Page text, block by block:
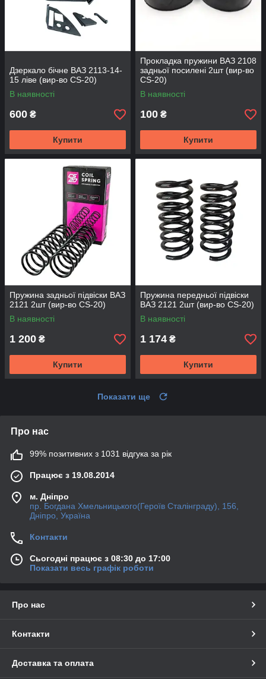
Дзеркало бічне ВАЗ 2113-14-
15 ліве (вир-во CS-20)
В наявності
600 ₴
Купити
Прокладка пружини ВАЗ 2108
задньої посилені 2шт (вир-во
CS-20)
В наявності
100 ₴
Купити
Пружина задньої підвіски ВАЗ
2121 2шт (вир-во CS-20)
В наявності
1 200 ₴
Купити
Пружина передньої підвіски
ВАЗ 2121 2шт (вир-во CS-20)
В наявності
1 174 ₴
Купити
Показати ще
Про нас
99% позитивних з 1031 відгука за рік
Працює з 19.08.2014
м. Дніпро
пр. Богдана Хмельницького(Героїв Сталінграду), 156,
Дніпро, Україна
Контакти
Сьогодні працює з 08:30 до 17:00
Показати весь графік роботи
Про нас
Контакти
Доставка та оплата